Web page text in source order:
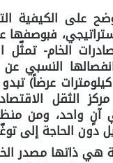
على الكيفية
فبوصفها
نحو 90% من صادرات
كيلومترات طولاً و4 إلى 5
الثقل
آنٍ واحد، ومن
الحاجة إلى
هي ذاتها مصدر